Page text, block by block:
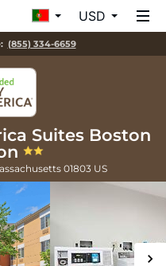
USD
(855) 334-6659
Suites Boston
01803 US